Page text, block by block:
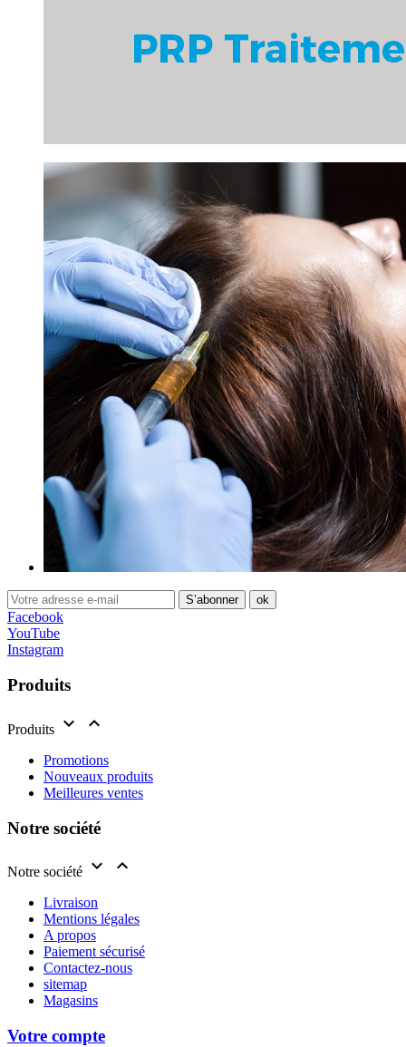
Facebook
YouTube
Instagram
Produits
Produits  
Promotions
Nouveaux produits
Meilleures ventes
Notre société
Notre société  
Livraison
Mentions légales
A propos
Paiement sécurisé
Contactez-nous
sitemap
Magasins
Votre compte